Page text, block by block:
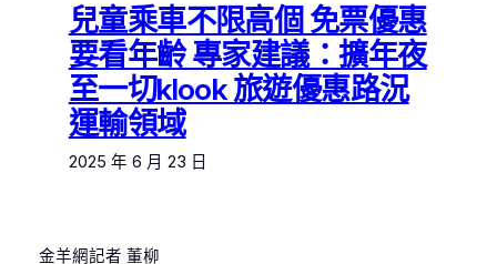
兒童乘車不限高個 免票優惠
要看年齡 專家建議：擴年夜
至一切klook 旅遊優惠路況
運輸領域
2025 年 6 月 23 日
金羊網記者 董柳